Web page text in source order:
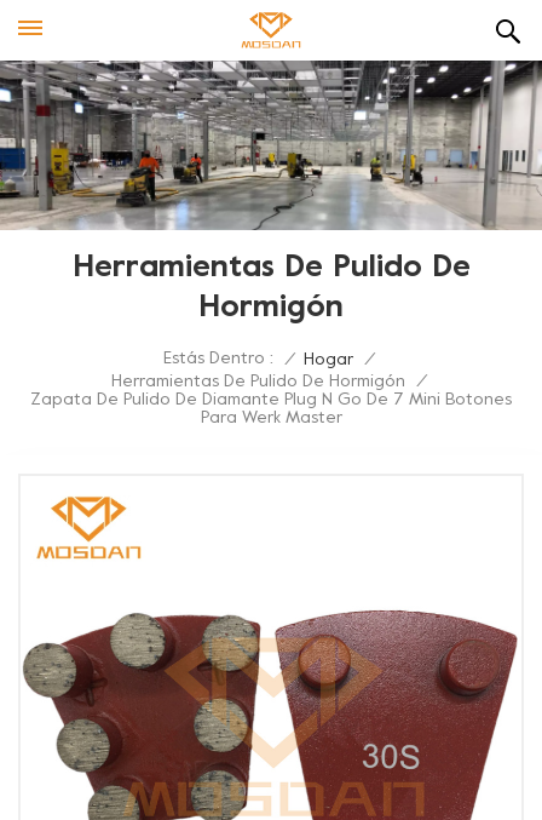
Herramientas De Pulido De
Hormigón
Estás Dentro : / Hogar
/
Herramientas De Pulido De Hormigón
/
Zapata De Pulido De Diamante Plug N Go De 7 Mini Botones
Para Werk Master